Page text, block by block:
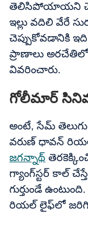
తెలిసిపోయాయని
ఇల్లు వదిలి వేరే
చెప్పుకోవడానికి
ప్రాణాలు అరచేతిలో
వివరించారు.
గోలీమార్
అంటే, సేమ్
వరుణ్ ధావన్ రియల్
జగన్నాథ్
గ్యాంగ్‌స్టర్ కాల్
గుర్తుండే
రియల్ లైఫ్‌లో